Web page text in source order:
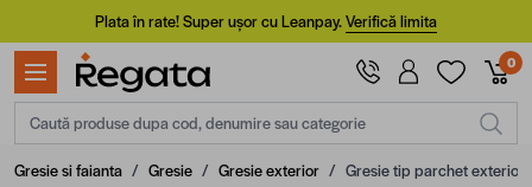
Mergi la ConținutPlata în rate! Super ușor cu Leanpay.Verifică limita
0
Caută produse dupa cod, denumire sau categorie
Gresie si faianta / Gresie / Gresie exterior / Gresie tip parchet exterior